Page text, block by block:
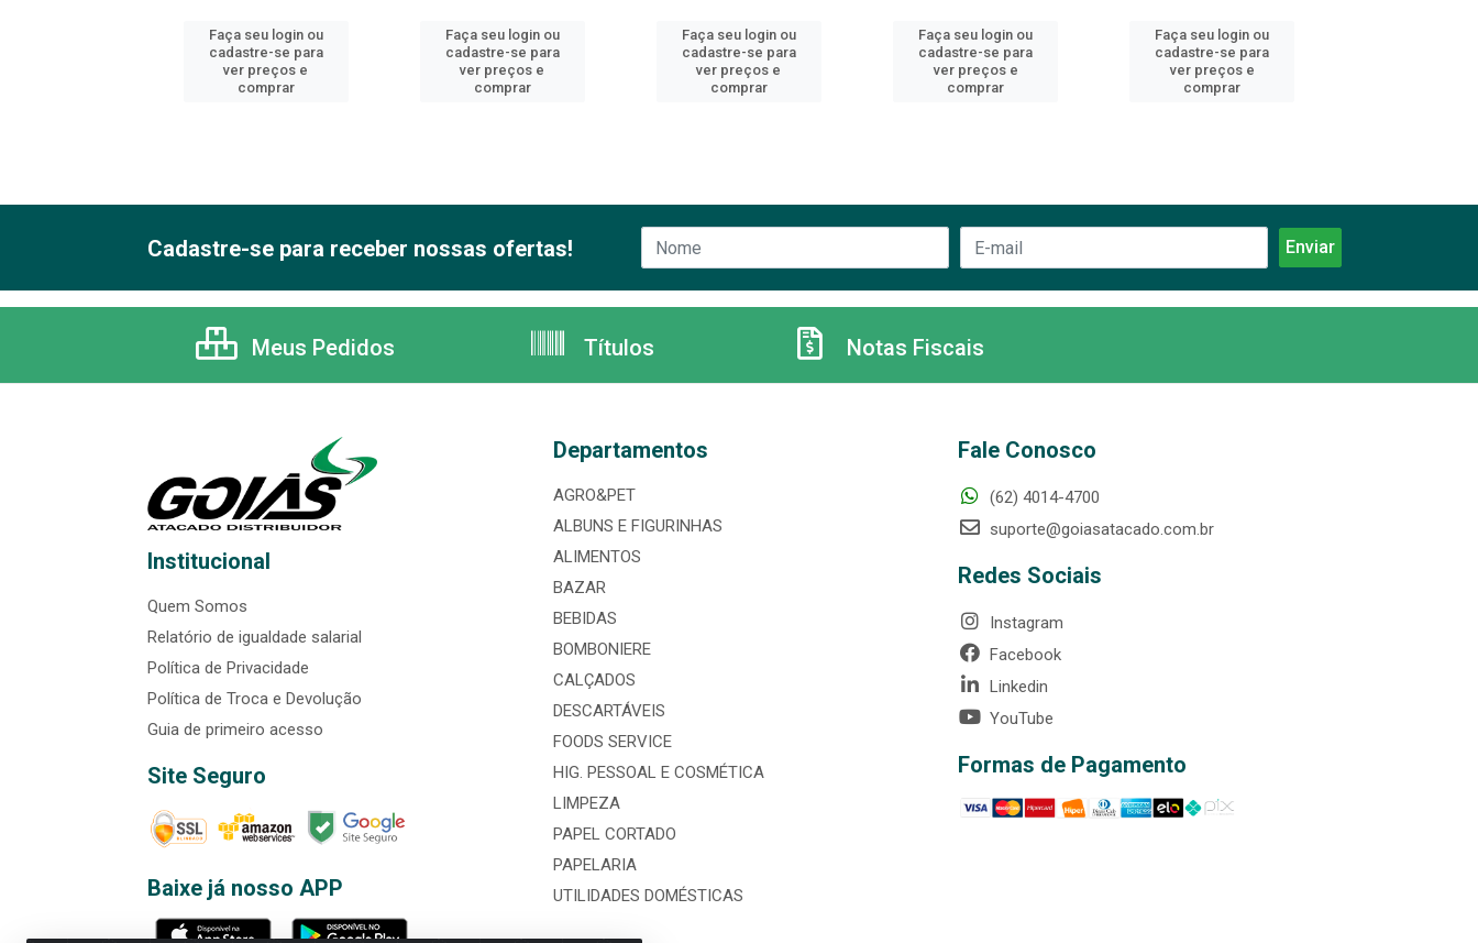
Faça seu login ou
cadastre-se para
ver preços e
comprar
Faça seu login ou
cadastre-se para
ver preços e
comprar
Faça seu login ou
cadastre-se para
ver preços e
comprar
Faça seu login ou
cadastre-se para
ver preços e
comprar
Faça seu login ou
cadastre-se para
ver preços e
comprar
Cadastre-se para receber nossas ofertas!
Meus Pedidos Títulos Notas Fiscais
Institucional
Quem Somos
Relatório de igualdade salarial
Política de Privacidade
Política de Troca e Devolução
Guia de primeiro acesso
Site Seguro
Baixe já nosso APP
Departamentos
AGRO&PET
ALBUNS E FIGURINHAS
ALIMENTOS
BAZAR
BEBIDAS
BOMBONIERE
CALÇADOS
DESCARTÁVEIS
FOODS SERVICE
HIG. PESSOAL E COSMÉTICA
LIMPEZA
PAPEL CORTADO
PAPELARIA
UTILIDADES DOMÉSTICAS
Fale Conosco
(62) 4014-4700
suporte@goiasatacado.com.br
Redes Sociais
Instagram
Facebook
Linkedin
YouTube
Formas de Pagamento